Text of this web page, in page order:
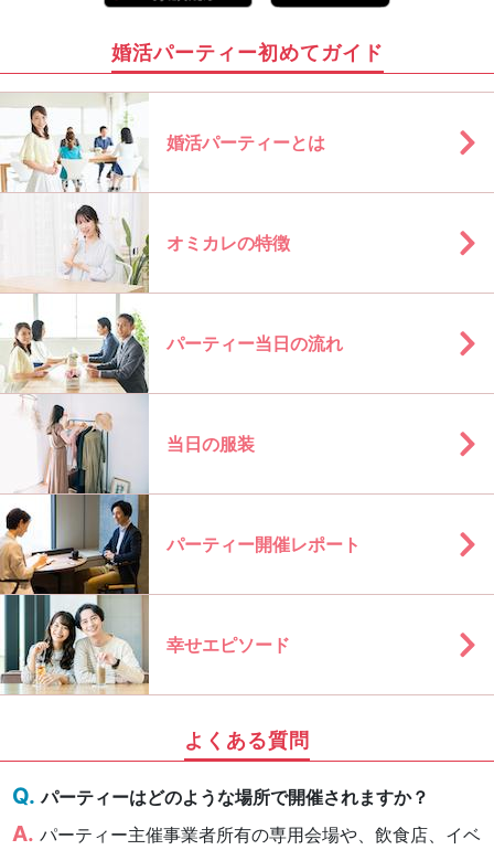
婚活パーティー初めてガイド
婚活パーティーとは
オミカレの特徴
パーティー当日の流れ
当日の服装
パーティー開催レポート
幸せエピソード
よくある質問
パーティーはどのような場所で開催されますか？
パーティー主催事業者所有の専用会場や、飲食店、イベ